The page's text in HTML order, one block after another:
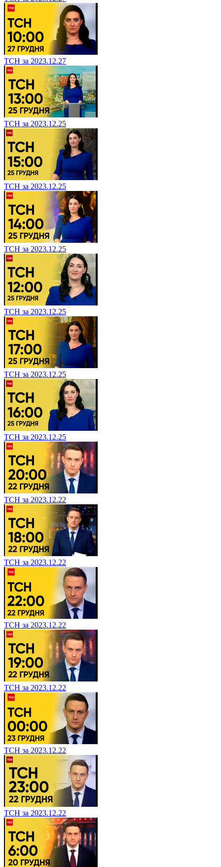
ТСН за 2023.12.27
ТСН за 2023.12.25
ТСН за 2023.12.25
ТСН за 2023.12.25
ТСН за 2023.12.25
ТСН за 2023.12.25
ТСН за 2023.12.25
ТСН за 2023.12.22
ТСН за 2023.12.22
ТСН за 2023.12.22
ТСН за 2023.12.22
ТСН за 2023.12.22
ТСН за 2023.12.22